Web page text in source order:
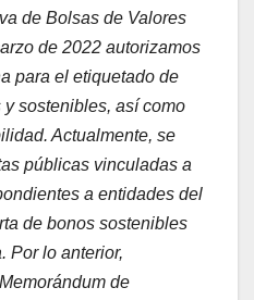
de Bolsas de Valores
de 2022 autorizamos
para el etiquetado de
sostenibles, así como
Actualmente, se
públicas vinculadas a
a entidades del
de bonos sostenibles
Por lo anterior,
de